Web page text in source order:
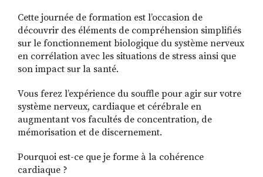
Cette journée de formation est l’occasion de
découvrir des éléments de compréhension simplifiés
sur le fonctionnement biologique du système nerveux
en corrélation avec les situations de stress ainsi que
son impact sur la santé.
Vous ferez l’expérience du souffle pour agir sur votre
système nerveux, cardiaque et cérébrale en
augmentant vos facultés de concentration, de
mémorisation et de discernement.
Pourquoi est-ce que je forme à la cohérence
cardiaque ?